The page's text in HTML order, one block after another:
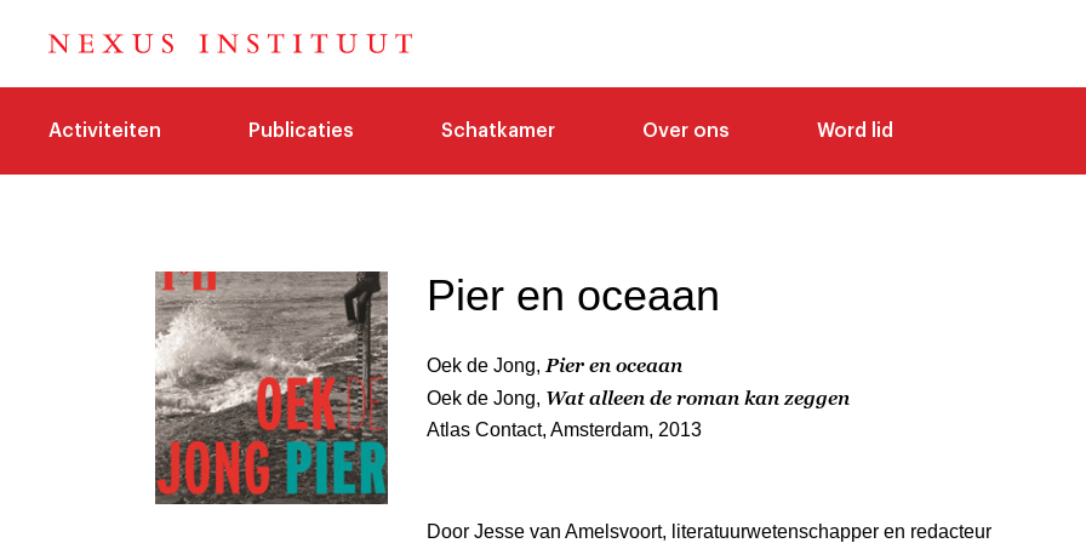
Activiteiten Publicaties Schatkamer Over ons Word lid
Pier en oceaan
Oek de Jong, Pier en oceaan
Oek de Jong, Wat alleen de roman kan zeggen
Atlas Contact, Amsterdam, 2013
Door Jesse van Amelsvoort, literatuurwetenschapper en redacteur